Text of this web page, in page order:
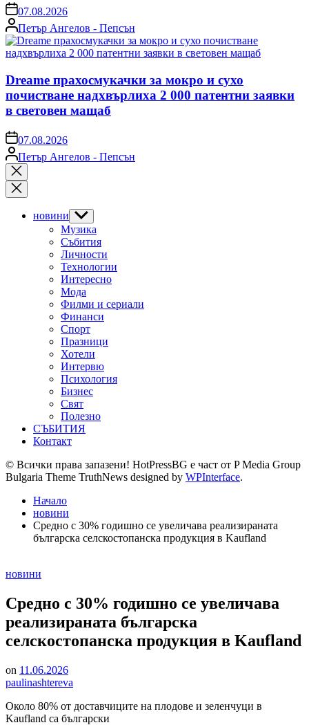
on07.08.2026
Posted
by
Петър Ангелов - Пепсън
Dreame прахосмукачки за мокро и сухо
почистване надхвърлиха 2 000 патентни заявки
в световен мащаб
on07.08.2026
Posted
by
Петър Ангелов - Пепсън
Close
search
новини Show
sub
menu
Музика
Събития
Личности
Технологии
Интересно
Мода
Филми и сериали
Финанси
Спорт
Празници
Хотели
Интервю
Психология
Бизнес
Свят
Полезно
СЪБИТИЯ
Контакт
© Всички права запазени! HotPressBG е част от P Media Group
Bulgaria Theme TruthNews designed by WPInterface.
Начало
новини
Средно с 30% годишно се увеличава реализираната
българска селскостопанска продукция в Kaufland
Posted
новини
Средно с 30% годишно се увеличава
реализираната българска
селскостопанска продукция в Kaufland
on 11.06.2026
paulinashtereva
Около 80% от доставчиците на плодове и зеленчуци в
Kaufland са български